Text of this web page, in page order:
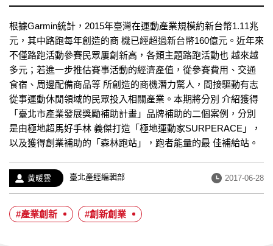
根據Garmin統計，2015年臺灣在運動產業規模約新台幣1.11兆
元，其中路跑每年創造的商 機已經超過新台幣160億元。近年來
不僅路跑活動參賽民眾屢創新高，各類主題路跑活動也 越來越
多元；若進一步推估賽事活動的經濟產值，從參賽費用、交通
食宿、周邊配備商品等 所創造的商機潛力驚人，間接驅動有志
從事運動休閒領域的民眾投入相關產業。本期將分別 介紹獲得
「臺北市產業發展獎勵補助計畫」品牌補助的二個案例，分別
是由極地超馬好手林 義傑打造「極地運動家SURPERACE」，
以及獲得創業補助的「森林跑站」，跑者能量的最 佳補給站。
作
者：
黃暖雲
經
歷：
臺北產經編輯部
發
布
2017-06-28
#產業創新 #創新創業